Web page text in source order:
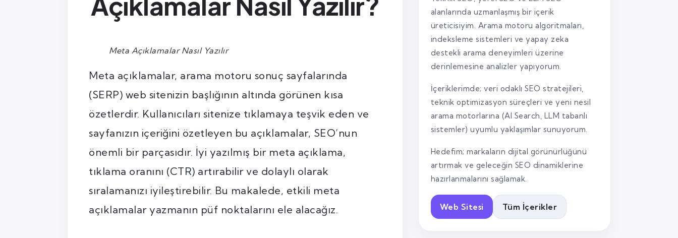
Meta Açıklamalar Nasıl Yazılır
Meta açıklamalar, arama motoru sonuç sayfalarında
(SERP) web sitenizin başlığının altında görünen kısa
özetlerdir. Kullanıcıları sitenize tıklamaya teşvik eden ve
sayfanızın içeriğini özetleyen bu açıklamalar, SEO’nun
önemli bir parçasıdır. İyi yazılmış bir meta açıklama,
tıklama oranını (CTR) artırabilir ve dolaylı olarak
sıralamanızı iyileştirebilir. Bu makalede, etkili meta
açıklamalar yazmanın püf noktalarını ele alacağız.
alanlarında uzmanlaşmış bir içerik
üreticisiyim. Arama motoru algoritmaları,
indeksleme sistemleri ve yapay zeka
destekli arama deneyimleri üzerine
derinlemesine analizler yapıyorum.
İçeriklerimde; veri odaklı SEO stratejileri,
teknik optimizasyon süreçleri ve yeni nesil
arama motorlarına (AI Search, LLM tabanlı
sistemler) uyumlu yaklaşımlar sunuyorum.
Hedefim; markaların dijital görünürlüğünü
artırmak ve geleceğin SEO dinamiklerine
hazırlanmalarını sağlamak.
Web Sitesi Tüm İçerikler